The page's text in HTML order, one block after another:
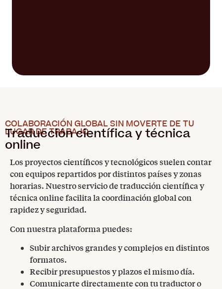
COLABORACIÓN GLOBAL SIN MOVERTE DE TU
LUGAR DE TRABAJO
Traducción científica y técnica
online
Los proyectos científicos y tecnológicos suelen contar
con equipos repartidos por distintos países y zonas
horarias. Nuestro servicio de traducción científica y
técnica online facilita la coordinación global con
rapidez y seguridad.
Con nuestra plataforma puedes:
Subir archivos grandes y complejos en distintos
formatos.
Recibir presupuestos y plazos el mismo día.
Comunicarte directamente con tu traductor o